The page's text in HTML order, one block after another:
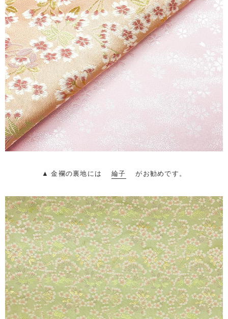
▲ 金襴の裏地には 綸子 がお勧めです。